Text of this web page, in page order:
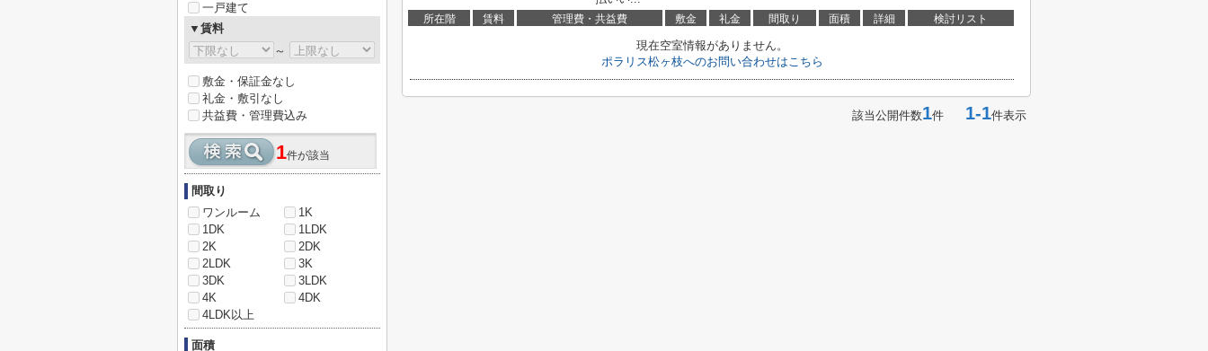
所在階 賃料 管理費・共益費 敷金 礼金 間取り 面積 詳細 検討リスト
現在空室情報がありません。
ポラリス松ヶ枝へのお問い合わせはこちら
該当公開件数1件 1-1件表示
一戸建て
▼賃料
～
敷金・保証金なし
礼金・敷引なし
共益費・管理費込み
1件が該当
間取り
ワンルーム
1K
1DK
1LDK
2K
2DK
2LDK
3K
3DK
3LDK
4K
4DK
4LDK以上
面積